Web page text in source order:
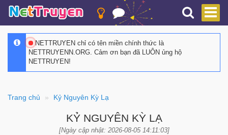
NETTRUYEN chỉ có tên miền chính thức là
NETTRUYENN.ORG. Cảm ơn bạn đã LUÔN ủng hộ
NETTRUYEN!
Trang chủ Kỷ Nguyên Kỳ Lạ
KỶ NGUYÊN KỲ LẠ
[Ngày cập nhật: 2026-08-05 14:11:03]